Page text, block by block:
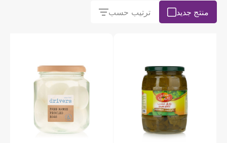
منتج جديد ترتيب حسب